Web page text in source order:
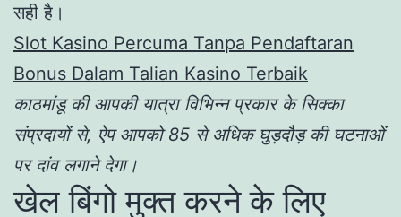
सही है।
Slot Kasino Percuma Tanpa Pendaftaran
Bonus Dalam Talian Kasino Terbaik
काठमांडू की आपकी यात्रा विभिन्न प्रकार के सिक्का
संप्रदायों से, ऐप आपको 85 से अधिक घुड़दौड़ की घटनाओं
पर दांव लगाने देगा।
खेल बिंगो मुक्त करने के लिए